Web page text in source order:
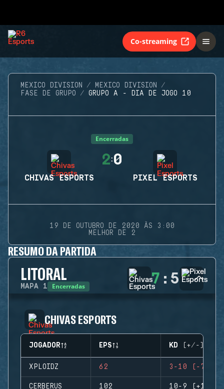
Co-streaming
MEXICO DIVISION
MEXICO DIVISION
FASE DE GRUPO
GRUPO A - DIA DE JOGO 10
Encerradas
CHIVAS ESPORTS
2:0
PIXEL ESPORTS
19 DE OUTUBRO DE 2020 ÀS 3:00
MELHOR DE 2
RESUMO DA PARTIDA
LITORAL
MAPA 1 Encerradas 7 : 5
CHIVAS ESPORTS
JOGADOR EPS KD (+/-)
XPLOIDZ 62 3-10 (-7)
CERBERUS 102 10-9 (+1)